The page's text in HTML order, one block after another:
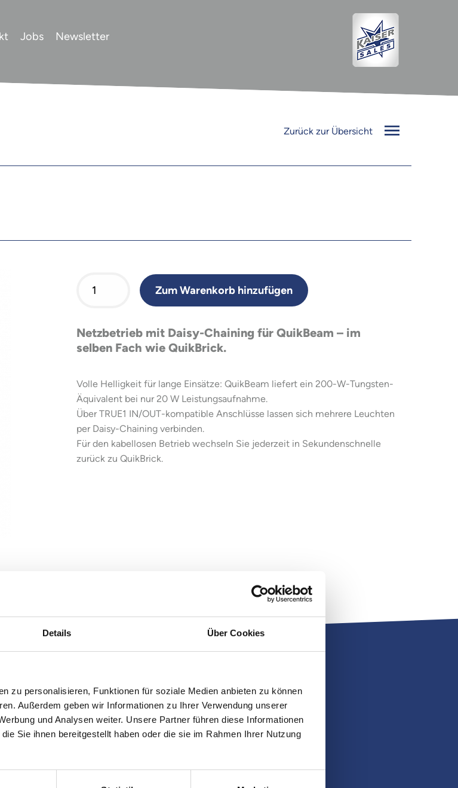
Details Über Cookies
zu personalisieren, Funktionen für soziale Medien anbieten zu können
Außerdem geben wir Informationen zu Ihrer Verwendung unserer
und Analysen weiter. Unsere Partner führen diese Informationen
Sie ihnen bereitgestellt haben oder die sie im Rahmen Ihrer Nutzung
Jobs Newsletter
Zurück zur Übersicht
Zum Warenkorb hinzufügen
Netzbetrieb mit Daisy-Chaining für QuikBeam – im
selben Fach wie QuikBrick.
Volle Helligkeit für lange Einsätze: QuikBeam liefert ein 200-W-Tungsten-
Äquivalent bei nur 20 W Leistungsaufnahme.
Über TRUE1 IN/OUT-kompatible Anschlüsse lassen sich mehrere Leuchten
per Daisy-Chaining verbinden.
Für den kabellosen Betrieb wechseln Sie jederzeit in Sekundenschnelle
zurück zu QuikBrick.